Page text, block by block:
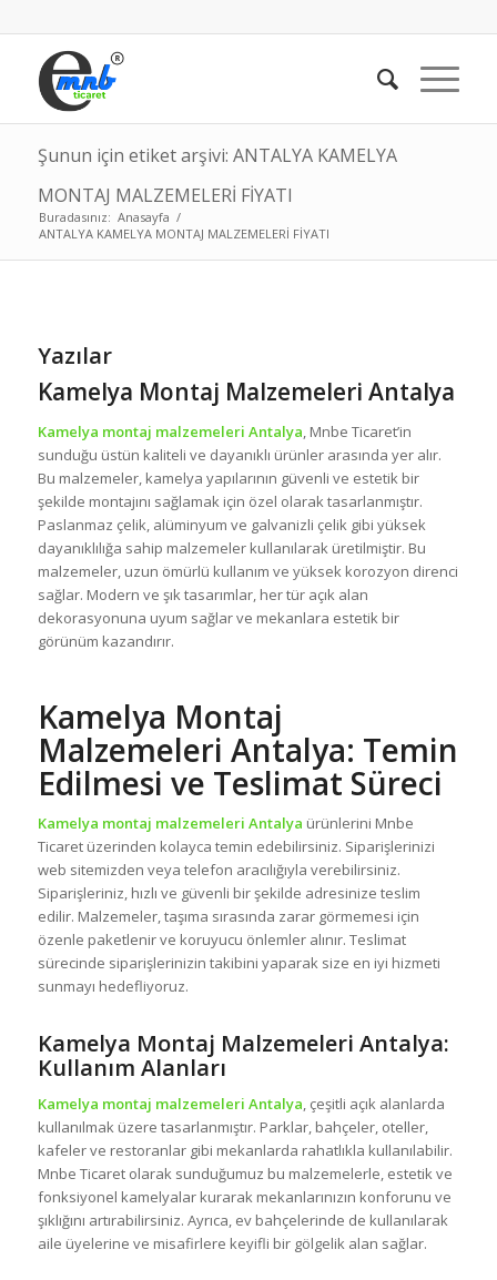
Şunun için etiket arşivi: ANTALYA KAMELYA
MONTAJ MALZEMELERİ FİYATI
Buradasınız: Anasayfa /
ANTALYA KAMELYA MONTAJ MALZEMELERİ FİYATI
Yazılar
Kamelya Montaj Malzemeleri Antalya
Kamelya montaj malzemeleri Antalya, Mnbe Ticaret’in
sunduğu üstün kaliteli ve dayanıklı ürünler arasında yer alır.
Bu malzemeler, kamelya yapılarının güvenli ve estetik bir
şekilde montajını sağlamak için özel olarak tasarlanmıştır.
Paslanmaz çelik, alüminyum ve galvanizli çelik gibi yüksek
dayanıklılığa sahip malzemeler kullanılarak üretilmiştir. Bu
malzemeler, uzun ömürlü kullanım ve yüksek korozyon direnci
sağlar. Modern ve şık tasarımlar, her tür açık alan
dekorasyonuna uyum sağlar ve mekanlara estetik bir
görünüm kazandırır.
Kamelya Montaj
Malzemeleri Antalya: Temin
Edilmesi ve Teslimat Süreci
Kamelya montaj malzemeleri Antalya ürünlerini Mnbe
Ticaret üzerinden kolayca temin edebilirsiniz. Siparişlerinizi
web sitemizden veya telefon aracılığıyla verebilirsiniz.
Siparişleriniz, hızlı ve güvenli bir şekilde adresinize teslim
edilir. Malzemeler, taşıma sırasında zarar görmemesi için
özenle paketlenir ve koruyucu önlemler alınır. Teslimat
sürecinde siparişlerinizin takibini yaparak size en iyi hizmeti
sunmayı hedefliyoruz.
Kamelya Montaj Malzemeleri Antalya:
Kullanım Alanları
Kamelya montaj malzemeleri Antalya, çeşitli açık alanlarda
kullanılmak üzere tasarlanmıştır. Parklar, bahçeler, oteller,
kafeler ve restoranlar gibi mekanlarda rahatlıkla kullanılabilir.
Mnbe Ticaret olarak sunduğumuz bu malzemelerle, estetik ve
fonksiyonel kamelyalar kurarak mekanlarınızın konforunu ve
şıklığını artırabilirsiniz. Ayrıca, ev bahçelerinde de kullanılarak
aile üyelerine ve misafirlere keyifli bir gölgelik alan sağlar.